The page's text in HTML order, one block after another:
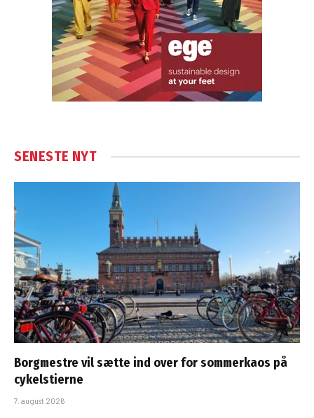
SENESTE NYT
Borgmestre vil sætte ind over for sommerkaos på
cykelstierne
7. august 2026